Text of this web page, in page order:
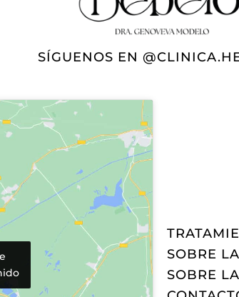
SÍGUENOS EN
SOBRE
SOBRE